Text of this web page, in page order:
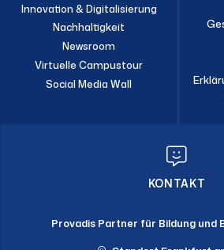
Innovation & Digitalisierung
Nachhaltigkeit
Newsroom
Virtuelle Campustour
Social Media Wall
KONTAKT
Provadis Partner für Bildung und